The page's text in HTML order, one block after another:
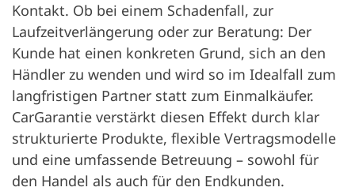
Kontakt. Ob bei einem Schadenfall, zur
Laufzeitverlängerung oder zur Beratung: Der
Kunde hat einen konkreten Grund, sich an den
Händler zu wenden und wird so im Idealfall zum
langfristigen Partner statt zum Einmalkäufer.
CarGarantie verstärkt diesen Effekt durch klar
strukturierte Produkte, flexible Vertragsmodelle
und eine umfassende Betreuung – sowohl für
den Handel als auch für den Endkunden.